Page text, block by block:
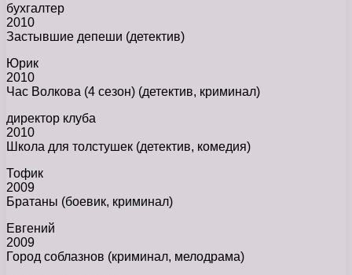
бухгалтер
2010
Застывшие депеши (детектив)
Юрик
2010
Час Волкова (4 сезон) (детектив, криминал)
директор клуба
2010
Школа для толстушек (детектив, комедия)
Тофик
2009
Братаны (боевик, криминал)
Евгений
2009
Город соблазнов (криминал, мелодрама)